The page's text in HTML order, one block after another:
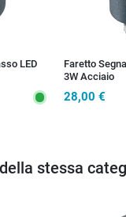
LED
Faretto
3W Acciaio
28,00 €
stessa